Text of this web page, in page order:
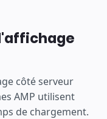
côté serveur
AMP utilisent
de chargement.